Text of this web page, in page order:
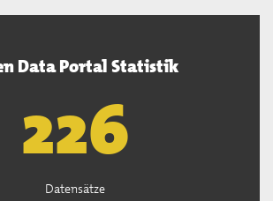
Data Portal Statistik
227
Datensätze